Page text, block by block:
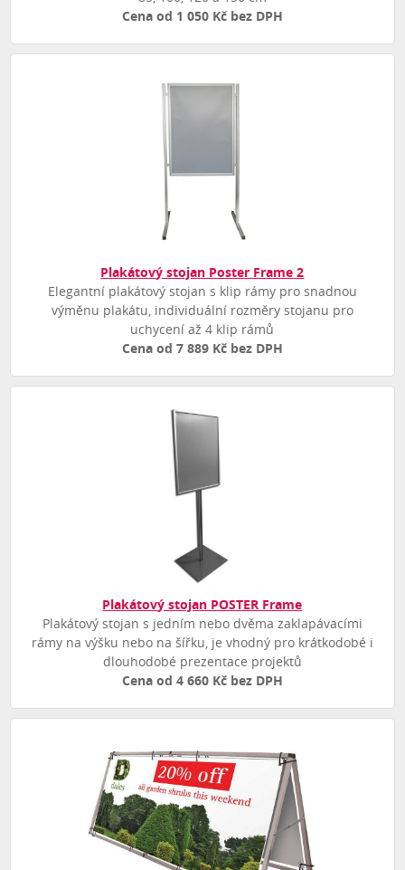
Cena od 1 050 Kč bez DPH
Plakátový stojan Poster Frame 2
Elegantní plakátový stojan s klip rámy pro snadnou
výměnu plakátu, individuální rozměry stojanu pro
uchycení až 4 klip rámů
Cena od 7 889 Kč bez DPH
Plakátový stojan POSTER Frame
Plakátový stojan s jedním nebo dvěma zaklapávacími
rámy na výšku nebo na šířku, je vhodný pro krátkodobé i
dlouhodobé prezentace projektů
Cena od 4 660 Kč bez DPH